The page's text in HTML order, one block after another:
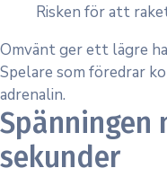
Risken för att
Omvänt ger ett lägre
Spelare som föredrar
adrenalin.
Spänningen
sekunder